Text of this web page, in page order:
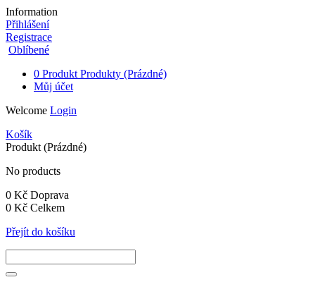
Information
Přihlášení
Registrace
Oblíbené
0 Produkt Produkty (Prázdné)
Můj účet
Welcome Login
Košík
Produkt (Prázdné)
No products
0 Kč Doprava
0 Kč Celkem
Přejít do košíku